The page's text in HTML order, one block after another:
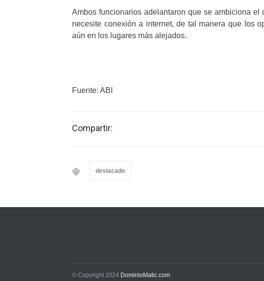
Ambos funcionarios adelantaron que se ambiciona
necesite conexión a internet, de tal manera que los
aún en los lugares más alejados.
Fuente: ABI
Compartir:
destacado
© Copyright 2024 DominioMatic.com